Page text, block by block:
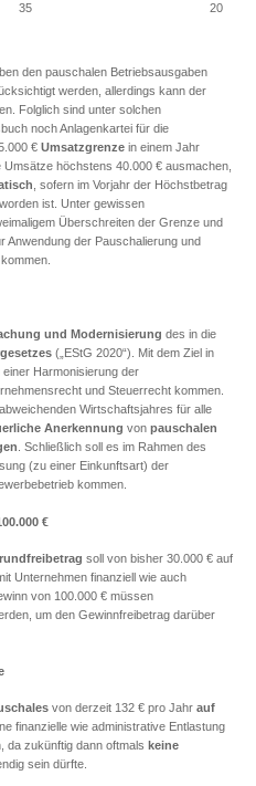
35 20
den pauschalen Betriebsausgaben
werden, allerdings kann der
Folglich sind unter solchen
noch Anlagenkartei für die
€ Umsatzgrenze in einem Jahr
höchstens 40.000 € ausmachen,
, sofern im Vorjahr der Höchstbetrag
ist. Unter gewissen
Überschreiten der Grenze und
Anwendung der Pauschalierung und
und Modernisierung des in die
(„EStG 2020“). Mit dem Ziel in
Harmonisierung der
und Steuerrecht kommen.
Wirtschaftsjahres für alle
Anerkennung von pauschalen
. Schließlich soll es im Rahmen des
(zu einer Einkunftsart) der
kommen.
€
soll von bisher 30.000 € auf
Unternehmen finanziell wie auch
von 100.000 € müssen
um den Gewinnfreibetrag darüber
von derzeit 132 € pro Jahr auf
finanzielle wie administrative Entlastung
da zukünftig dann oftmals keine
sein dürfte.